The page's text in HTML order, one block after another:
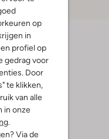
op
in
profiel op
gedrag voor
Door
te klikken,
van alle
in onze
Via de
Martens
€ 139,99